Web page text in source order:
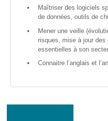
Maîtriser des logiciels
de données, outils de
Mener une veille
risques, mise à jour des
essentielles à son
Connaitre l’anglais et
numériques
responsables
CRACCS
en jeu !
Les clés
sont en